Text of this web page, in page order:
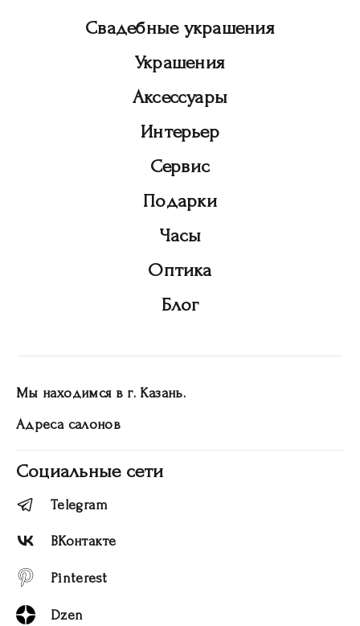
Свадебные украшения
Украшения
Аксессуары
Интерьер
Сервис
Подарки
Часы
Оптика
Блог
Мы находимся в г. Казань.
Адреса салонов
Социальные сети
Telegram
ВКонтакте
Pinterest
Dzen